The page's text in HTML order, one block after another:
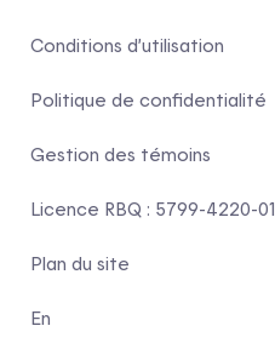
Conditions d’utilisation
Politique de confidentialité
Gestion des témoins
Licence RBQ : 5799-4220-01
Plan du site
En